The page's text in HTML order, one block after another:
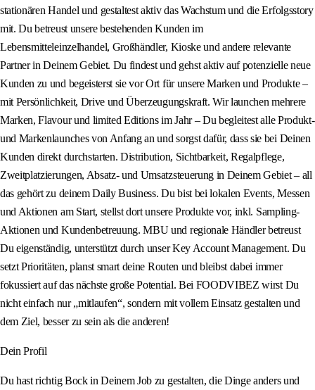
stationären Handel und gestaltest aktiv das Wachstum und die Erfolgsstory
mit. Du betreust unsere bestehenden Kunden im
Lebensmitteleinzelhandel, Großhändler, Kioske und andere relevante
Partner in Deinem Gebiet. Du findest und gehst aktiv auf potenzielle neue
Kunden zu und begeisterst sie vor Ort für unsere Marken und Produkte –
mit Persönlichkeit, Drive und Überzeugungskraft. Wir launchen mehrere
Marken, Flavour und limited Editions im Jahr – Du begleitest alle Produkt-
und Markenlaunches von Anfang an und sorgst dafür, dass sie bei Deinen
Kunden direkt durchstarten. Distribution, Sichtbarkeit, Regalpflege,
Zweitplatzierungen, Absatz- und Umsatzsteuerung in Deinem Gebiet – all
das gehört zu deinem Daily Business. Du bist bei lokalen Events, Messen
und Aktionen am Start, stellst dort unsere Produkte vor, inkl. Sampling-
Aktionen und Kundenbetreuung. MBU und regionale Händler betreust
Du eigenständig, unterstützt durch unser Key Account Management. Du
setzt Prioritäten, planst smart deine Routen und bleibst dabei immer
fokussiert auf das nächste große Potential. Bei FOODVIBEZ wirst Du
nicht einfach nur „mitlaufen“, sondern mit vollem Einsatz gestalten und
dem Ziel, besser zu sein als die anderen!
Dein Profil
Du hast richtig Bock in Deinem Job zu gestalten, die Dinge anders und